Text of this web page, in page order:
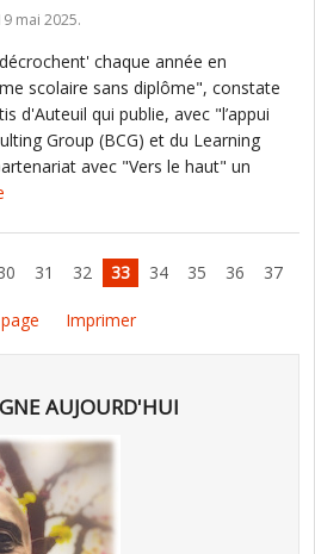
mai 2025.
chaque année en
scolaire sans diplôme", constate
d'Auteuil qui publie, avec "l’appui
Group (BCG) et du Learning
avec "Vers le haut" un
31 32 33 34 35 36
37
Imprimer
AUJOURD'HUI